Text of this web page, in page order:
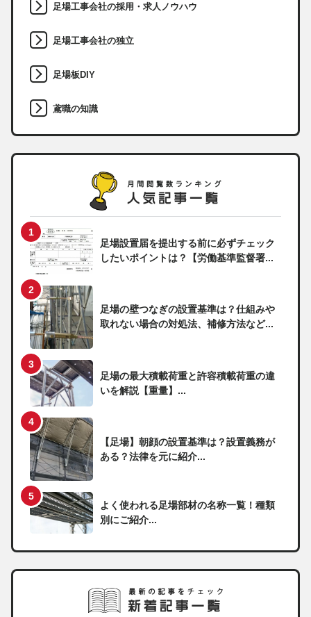
足場工事会社の採用・求人ノウハウ
足場工事会社の独立
足場板DIY
鳶職の知識
足場設置届を提出する前に必ずチェック
したいポイントは？【労働基準監督署...
足場の壁つなぎの設置基準は？仕組みや
取れない場合の対処法、補修方法など...
足場の最大積載荷重と許容積載荷重の違
いを解説【重量】...
【足場】朝顔の設置基準は？設置義務が
ある？法律を元に紹介...
よく使われる足場部材の名称一覧！種類
別にご紹介...